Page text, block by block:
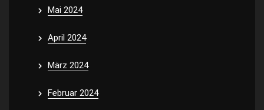
Mai 2024
April 2024
März 2024
Februar 2024